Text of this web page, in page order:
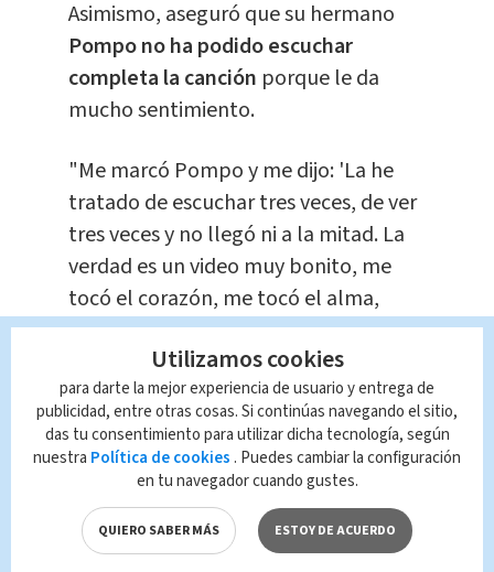
Asimismo, aseguró que su hermano
Pompo no ha podido escuchar
completa la canción porque le da
mucho sentimiento.
"Me marcó Pompo y me dijo: 'La he
tratado de escuchar tres veces, de ver
tres veces y no llegó ni a la mitad. La
verdad es un video muy bonito, me
tocó el corazón, me tocó el alma,
déjame respirar'", mencionó.
El clip ya está disponible en todas las
redes sociales y aquí te lo
compartimos:
Utilizamos cookies
para darte la mejor experiencia de usuario y entrega de
publicidad, entre otras cosas. Si continúas navegando el sitio,
das tu consentimiento para utilizar dicha tecnología, según
nuestra Política de cookies . Puedes cambiar la configuración
en tu navegador cuando gustes.
QUIERO SABER MÁS ESTOY DE ACUERDO